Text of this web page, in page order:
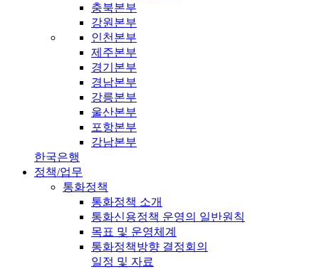
충북본부
강원본부
인천본부
제주본부
경기본부
경남본부
강릉본부
울산본부
포항본부
강남본부
한국은행
정책/업무
통화정책
통화정책 소개
통화신용정책 운영의 일반원칙
목표 및 운영체계
통화정책방향 결정회의
일정 및 자료